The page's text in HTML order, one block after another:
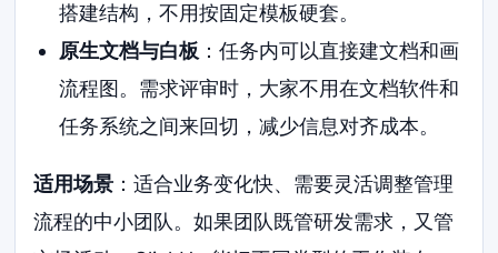
搭建结构，不用按固定模板硬套。
原生文档与白板：任务内可以直接建文档和画
流程图。需求评审时，大家不用在文档软件和
任务系统之间来回切，减少信息对齐成本。
适用场景 ：适合业务变化快、需要灵活调整管理
流程的中小团队。如果团队既管研发需求，又管